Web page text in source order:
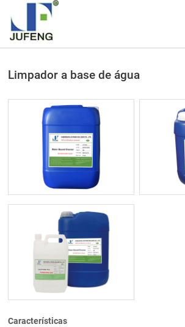
Limpador a base de água
Características